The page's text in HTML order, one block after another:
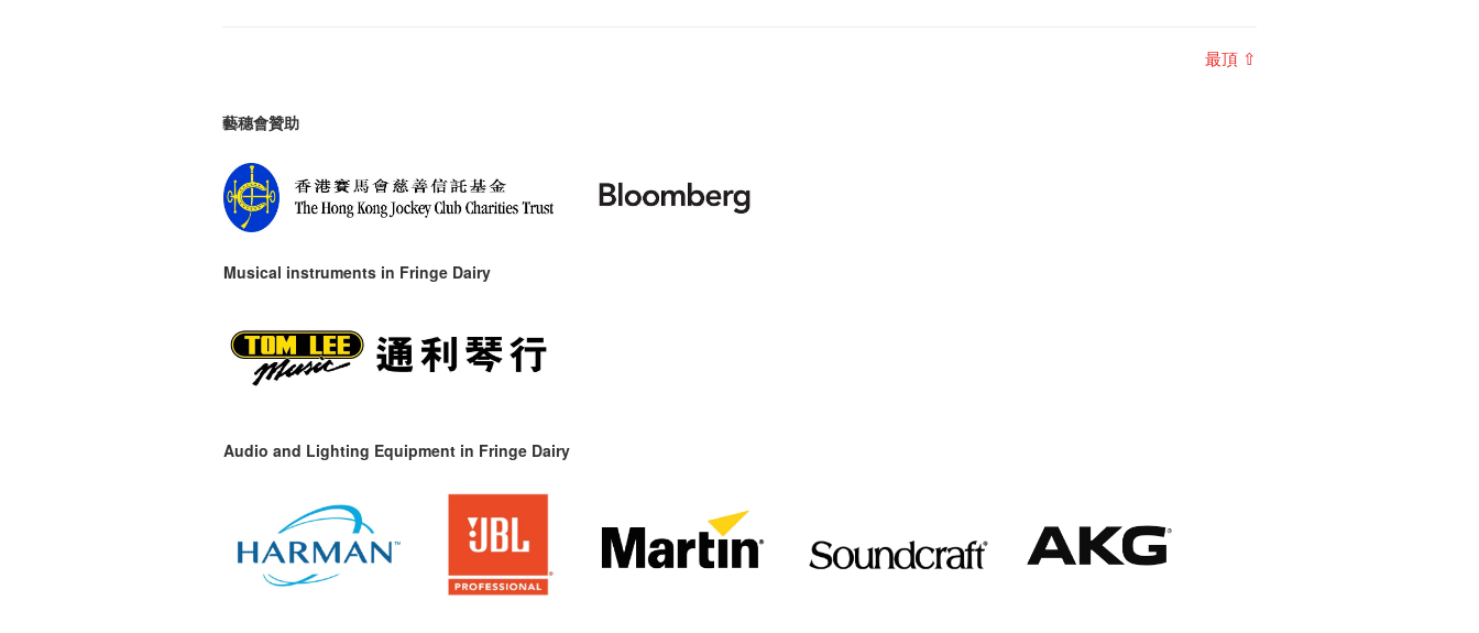
最頂 ⇧
藝穗會贊助
Musical instruments in Fringe Dairy
Audio and Lighting Equipment in Fringe Dairy